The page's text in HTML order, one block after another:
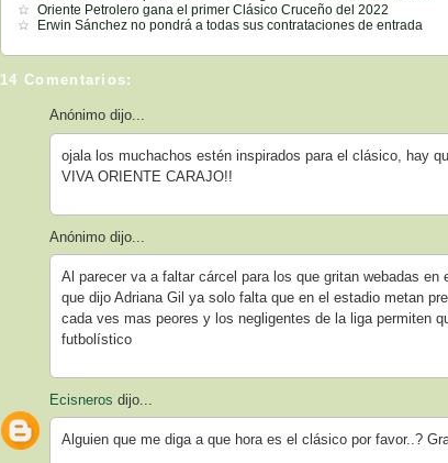
Oriente Petrolero gana el primer Clásico Cruceño del 2022
Erwin Sánchez no pondrá a todas sus contrataciones de entrada
14 Comentarios:
Anónimo dijo...
ojala los muchachos estén inspirados para el clásico, hay
VIVA ORIENTE CARAJO!!
Anónimo dijo...
Al parecer va a faltar cárcel para los que gritan webadas
que dijo Adriana Gil ya solo falta que en el estadio metan
cada ves mas peores y los negligentes de la liga permiten
futbolístico
Ecisneros dijo...
Alguien que me diga a que hora es el clásico por favor..?